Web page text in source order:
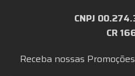
CNPJ
CR
Receba nossas